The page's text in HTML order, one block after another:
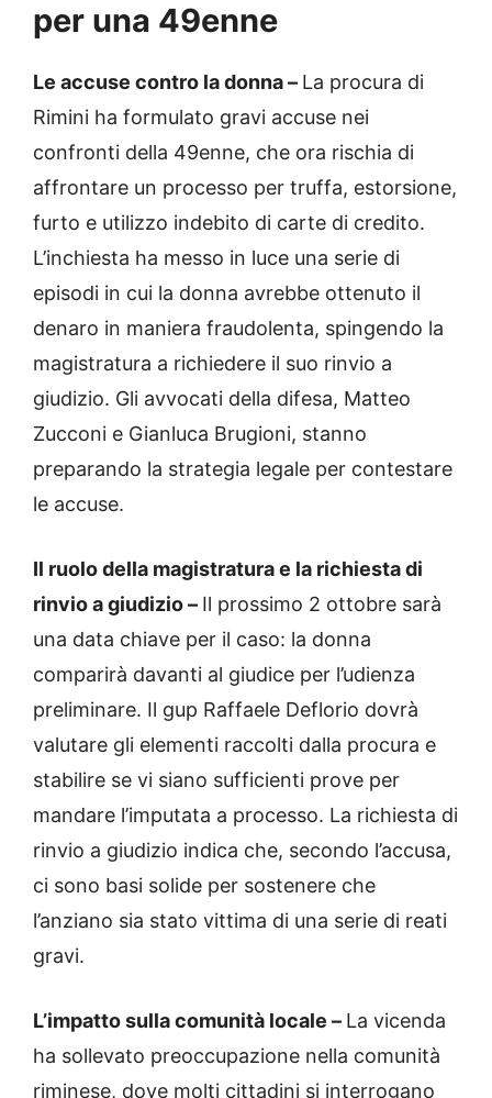
per una 49enne
Le accuse contro la donna – La procura di
Rimini ha formulato gravi accuse nei
confronti della 49enne, che ora rischia di
affrontare un processo per truffa, estorsione,
furto e utilizzo indebito di carte di credito.
L’inchiesta ha messo in luce una serie di
episodi in cui la donna avrebbe ottenuto il
denaro in maniera fraudolenta, spingendo la
magistratura a richiedere il suo rinvio a
giudizio. Gli avvocati della difesa, Matteo
Zucconi e Gianluca Brugioni, stanno
preparando la strategia legale per contestare
le accuse.
Il ruolo della magistratura e la richiesta di
rinvio a giudizio – Il prossimo 2 ottobre sarà
una data chiave per il caso: la donna
comparirà davanti al giudice per l’udienza
preliminare. Il gup Raffaele Deflorio dovrà
valutare gli elementi raccolti dalla procura e
stabilire se vi siano sufficienti prove per
mandare l’imputata a processo. La richiesta di
rinvio a giudizio indica che, secondo l’accusa,
ci sono basi solide per sostenere che
l’anziano sia stato vittima di una serie di reati
gravi.
L’impatto sulla comunità locale – La vicenda
ha sollevato preoccupazione nella comunità
riminese, dove molti cittadini si interrogano